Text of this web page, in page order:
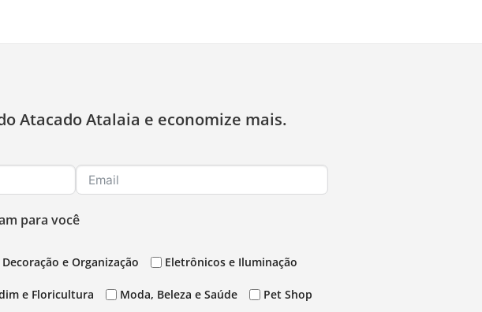
Atacado Atalaia e economize mais.
para você
Decoração e Organização Eletrônicos e Iluminação
e Floricultura Moda, Beleza e Saúde Pet Shop